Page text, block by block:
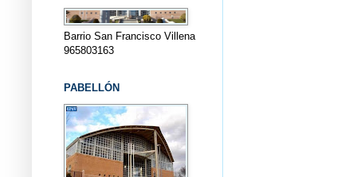
Barrio San Francisco Villena
965803163
PABELLÓN